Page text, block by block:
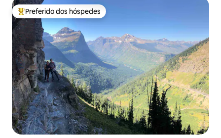
Entre os melhores preferidos dos hóspedes
Preferido dos hóspedes